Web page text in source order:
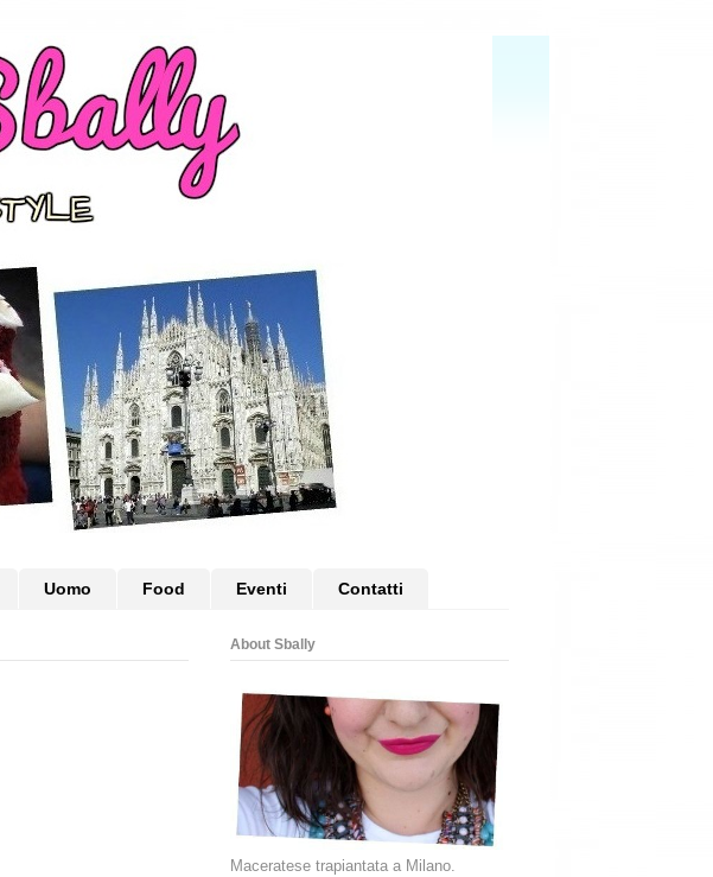
Uomo Food Eventi Contatti
About Sbally
Maceratese trapiantata a Milano.